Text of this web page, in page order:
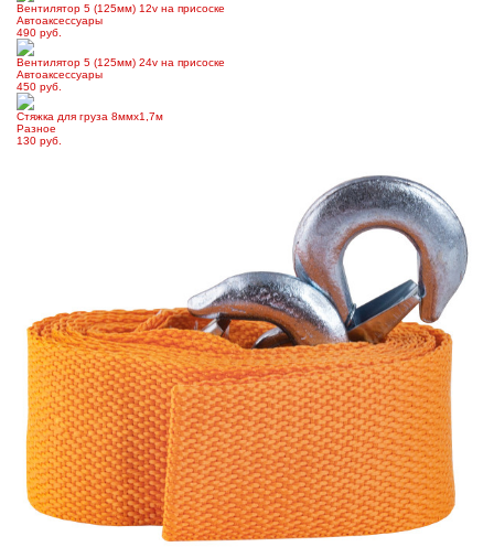
Вентилятор 5 (125мм) 12v на присоске
Автоаксессуары
490 руб.
Вентилятор 5 (125мм) 24v на присоске
Автоаксессуары
450 руб.
Стяжка для груза 8ммх1,7м
Разное
130 руб.